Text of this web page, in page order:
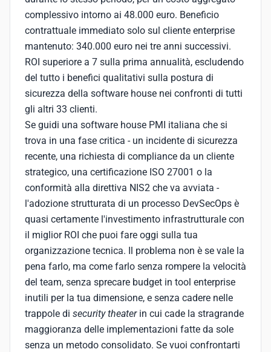
complessivo intorno ai 48.000 euro. Beneficio
contrattuale immediato solo sul cliente enterprise
mantenuto: 340.000 euro nei tre anni successivi.
ROI superiore a 7 sulla prima annualità, escludendo
del tutto i benefici qualitativi sulla postura di
sicurezza della software house nei confronti di tutti
gli altri 33 clienti.
Se guidi una software house PMI italiana che si
trova in una fase critica - un incidente di sicurezza
recente, una richiesta di compliance da un cliente
strategico, una certificazione ISO 27001 o la
conformità alla direttiva NIS2 che va avviata -
l'adozione strutturata di un processo DevSecOps è
quasi certamente l'investimento infrastrutturale con
il miglior ROI che puoi fare oggi sulla tua
organizzazione tecnica. Il problema non è se vale la
pena farlo, ma come farlo senza rompere la velocità
del team, senza sprecare budget in tool enterprise
inutili per la tua dimensione, e senza cadere nelle
trappole di security theaterin cui cade la stragrande
maggioranza delle implementazioni fatte da sole
senza un metodo consolidato. Se vuoi confrontarti